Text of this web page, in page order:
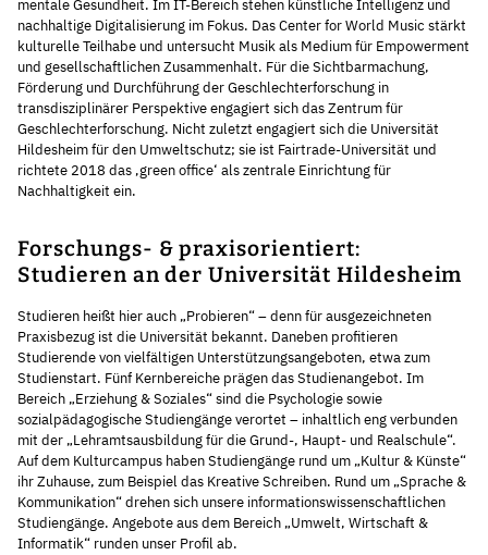
mentale Gesundheit. Im IT-Bereich stehen künstliche Intelligenz und
nachhaltige Digitalisierung im Fokus. Das Center for World Music stärkt
kulturelle Teilhabe und untersucht Musik als Medium für Empowerment
und gesellschaftlichen Zusammenhalt. Für die Sichtbarmachung,
Förderung und Durchführung der Geschlechterforschung in
transdisziplinärer Perspektive engagiert sich das Zentrum für
Geschlechterforschung. Nicht zuletzt engagiert sich die Universität
Hildesheim für den Umweltschutz; sie ist Fairtrade-Universität und
richtete 2018 das ‚green office‘ als zentrale Einrichtung für
Nachhaltigkeit ein.
Forschungs- & praxisorientiert:
Studieren an der Universität Hildesheim
Studieren heißt hier auch „Probieren“ – denn für ausgezeichneten
Praxisbezug ist die Universität bekannt. Daneben profitieren
Studierende von vielfältigen Unterstützungsangeboten, etwa zum
Studienstart. Fünf Kernbereiche prägen das Studienangebot. Im
Bereich „Erziehung & Soziales“ sind die Psychologie sowie
sozialpädagogische Studiengänge verortet – inhaltlich eng verbunden
mit der „Lehramtsausbildung für die Grund-, Haupt- und Realschule“.
Auf dem Kulturcampus haben Studiengänge rund um „Kultur & Künste“
ihr Zuhause, zum Beispiel das Kreative Schreiben. Rund um „Sprache &
Kommunikation“ drehen sich unsere informationswissenschaftlichen
Studiengänge. Angebote aus dem Bereich „Umwelt, Wirtschaft &
Informatik“ runden unser Profil ab.